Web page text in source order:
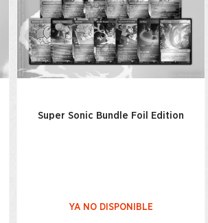
Super Sonic Bundle Foil Edition
YA NO DISPONIBLE